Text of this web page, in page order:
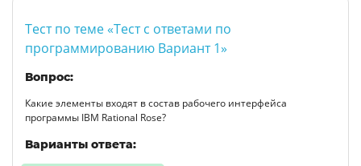
Тест по теме «Тест с ответами по
программированию Вариант 1»
Вопрос:
Какие элементы входят в состав рабочего интерфейса
программы IBM Rational Rose?
Варианты ответа: